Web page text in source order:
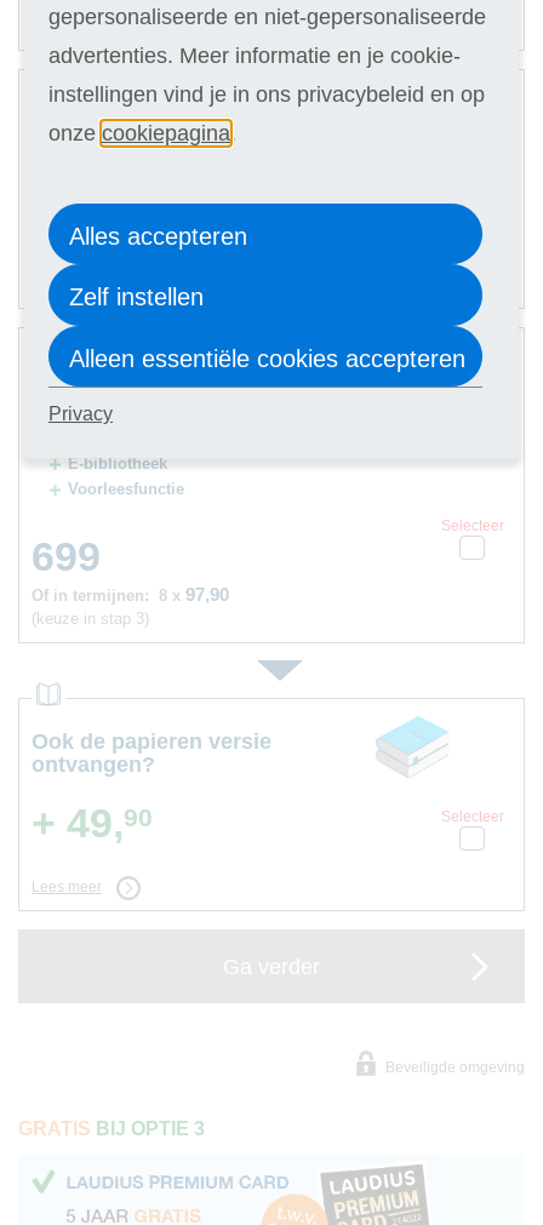
(keuze in stap 3)
Digitale cursus
679
Of in termijnen:
(keuze in stap 3)
2
Digitale cursus
Hulp docent
E-bibliotheek
Voorleesfunctie
699
Selecteer
Of in termijnen: 8 x 97,90
(keuze in stap 3)
Ook de papieren versie
ontvangen?
Selecteer
+ 49,90
Lees meer
Beveiligde omgeving
GRATIS BIJ OPTIE 3
gepersonaliseerde en niet-gepersonaliseerde
advertenties. Meer informatie en je cookie-
instellingen vind je in ons privacybeleid en op
onze cookiepagina .
Alles accepteren
Zelf instellen
Alleen essentiële cookies accepteren
Privacy